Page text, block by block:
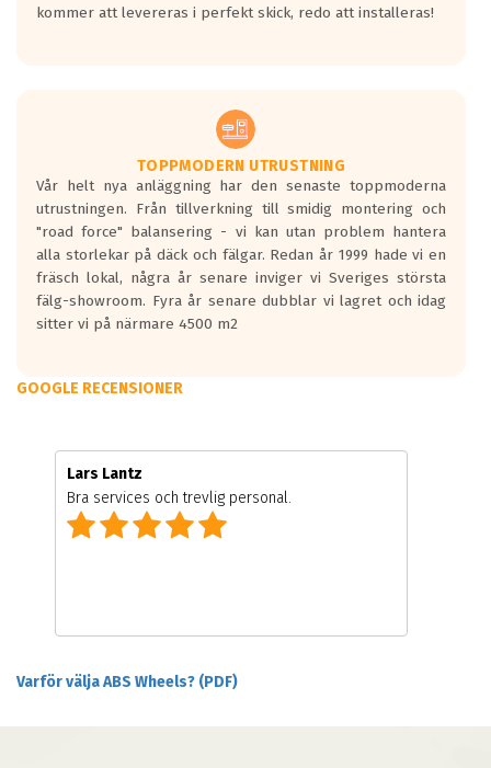
kommer att levereras i perfekt skick, redo att installeras!
TOPPMODERN UTRUSTNING
Vår helt nya anläggning har den senaste toppmoderna
utrustningen. Från tillverkning till smidig montering och
"road force" balansering - vi kan utan problem hantera
alla storlekar på däck och fälgar. Redan år 1999 hade vi en
fräsch lokal, några år senare inviger vi Sveriges största
fälg-showroom. Fyra år senare dubblar vi lagret och idag
sitter vi på närmare 4500 m2
GOOGLE RECENSIONER
Lars Lantz
Bra services och trevlig personal.
Varför välja ABS Wheels? (PDF)